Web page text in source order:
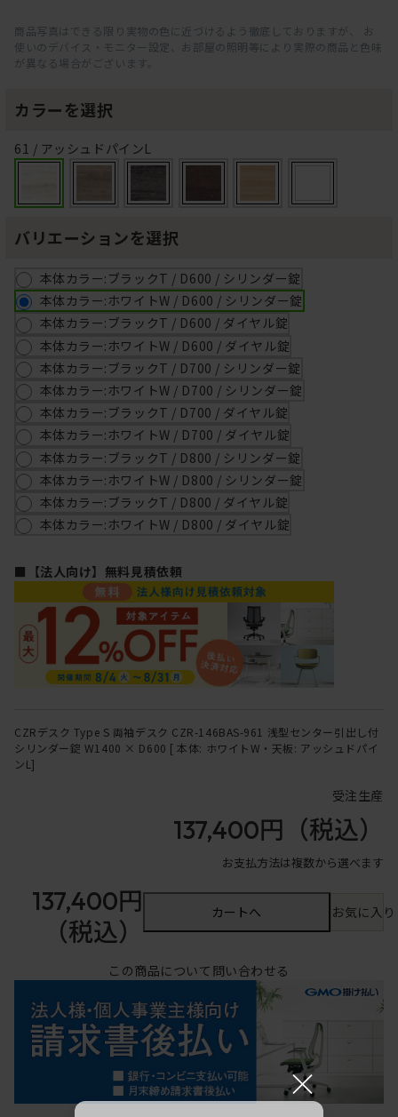
商品写真はできる限り実物の色に近づけるよう徹底しておりますが、 お
使いのデバイス・モニター設定、お部屋の照明等により実際の商品と色味
が異なる場合がございます。
カラーを選択
61 / アッシュドパインL
バリエーションを選択
本体カラー:ブラックT / D600 / シリンダー錠
本体カラー:ホワイトW / D600 / シリンダー錠
本体カラー:ブラックT / D600 / ダイヤル錠
本体カラー:ホワイトW / D600 / ダイヤル錠
本体カラー:ブラックT / D700 / シリンダー錠
本体カラー:ホワイトW / D700 / シリンダー錠
本体カラー:ブラックT / D700 / ダイヤル錠
本体カラー:ホワイトW / D700 / ダイヤル錠
本体カラー:ブラックT / D800 / シリンダー錠
本体カラー:ホワイトW / D800 / シリンダー錠
本体カラー:ブラックT / D800 / ダイヤル錠
本体カラー:ホワイトW / D800 / ダイヤル錠
■【法人向け】無料見積依頼
CZRデスク Type S 両袖デスク CZR-146BAS-961 浅型センター引出し付
シリンダー錠 W1400 × D600 [ 本体: ホワイトW・天板: アッシュドパイ
ンL]
受注生産
137,400円 （税込）
お支払方法は複数から選べます
137,400円
（税込）
カートへ お気に入
この商品について問い合わせる
×